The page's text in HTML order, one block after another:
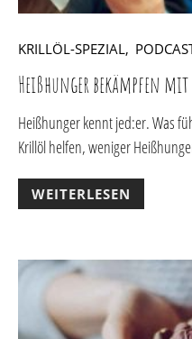
KRILLÖL-SPEZIAL
Heißhunger bekämpfen
Heißhunger kennt jed:er. Was
Krillöl helfen, weniger
WEITERLESEN